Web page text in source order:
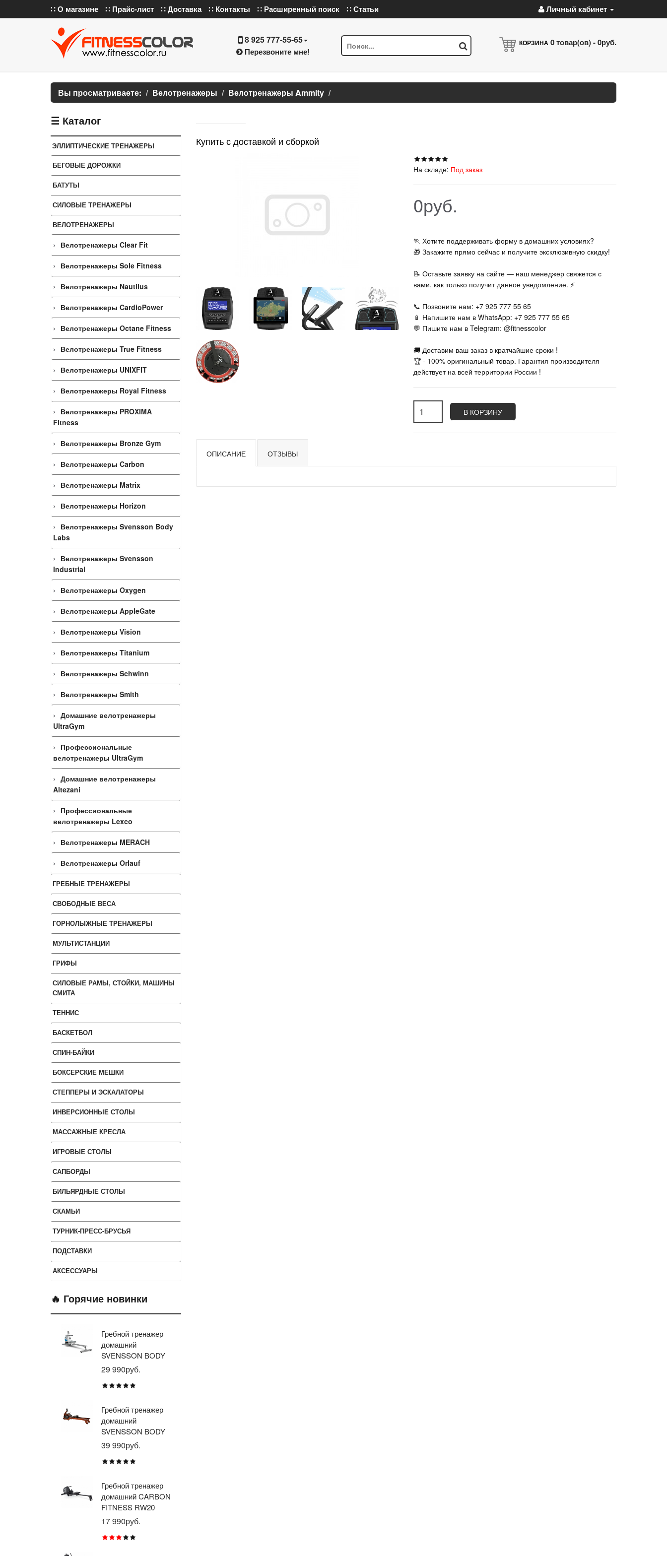
∷ О магазине ∷ Прайс-лист ∷ Доставка ∷ Контакты ∷ Расширенный поиск ∷ Статьи Личный кабинет
8 925 777-55-65
Перезвоните мне!
КОРЗИНА 0товар(ов) -0руб.
Вы просматриваете: Велотренажеры Велотренажеры Ammity
☰ Каталог
ЭЛЛИПТИЧЕСКИЕ ТРЕНАЖЕРЫ
БЕГОВЫЕ ДОРОЖКИ
БАТУТЫ
СИЛОВЫЕ ТРЕНАЖЕРЫ
ВЕЛОТРЕНАЖЕРЫ
Велотренажеры Clear Fit
Велотренажеры Sole Fitness
Велотренажеры Nautilus
Велотренажеры CardioPower
Велотренажеры Octane Fitness
Велотренажеры True Fitness
Велотренажеры UNIXFIT
Велотренажеры Royal Fitness
Велотренажеры PROXIMA
Fitness
Велотренажеры Bronze Gym
Велотренажеры Carbon
Велотренажеры Matrix
Велотренажеры Horizon
Велотренажеры Svensson Body
Labs
Велотренажеры Svensson
Industrial
Велотренажеры Oxygen
Велотренажеры AppleGate
Велотренажеры Vision
Велотренажеры Titanium
Велотренажеры Schwinn
Велотренажеры Smith
Домашние велотренажеры
UltraGym
Профессиональные
велотренажеры UltraGym
Домашние велотренажеры
Altezani
Профессиональные
велотренажеры Lexco
Велотренажеры MERACH
Велотренажеры Orlauf
ГРЕБНЫЕ ТРЕНАЖЕРЫ
СВОБОДНЫЕ ВЕСА
ГОРНОЛЫЖНЫЕ ТРЕНАЖЕРЫ
МУЛЬТИСТАНЦИИ
ГРИФЫ
СИЛОВЫЕ РАМЫ, СТОЙКИ, МАШИНЫ
СМИТА
ТЕННИС
БАСКЕТБОЛ
СПИН-БАЙКИ
БОКСЕРСКИЕ МЕШКИ
СТЕППЕРЫ И ЭСКАЛАТОРЫ
ИНВЕРСИОННЫЕ СТОЛЫ
МАССАЖНЫЕ КРЕСЛА
ИГРОВЫЕ СТОЛЫ
САПБОРДЫ
БИЛЬЯРДНЫЕ СТОЛЫ
СКАМЬИ
ТУРНИК-ПРЕСС-БРУСЬЯ
ПОДСТАВКИ
АКСЕССУАРЫ
🔥 Горячие новинки
Гребной тренажер
домашний
SVENSSON BODY
LABS WHEELO
29 990руб.
Гребной тренажер
домашний
SVENSSON BODY
LABS WAVERUN
39 990руб.
Гребной тренажер
домашний CARBON
FITNESS RW20
17 990руб.
Купить с доставкой и сборкой
На складе: Под заказ
0руб.
🏃‍ Хотите поддерживать форму в домашних условиях?
🎁 Закажите прямо сейчас и получите эксклюзивную скидку!
📝 Оставьте заявку на сайте — наш менеджер свяжется с
вами, как только получит данное уведомление. ⚡
📞 Позвоните нам: +7 925 777 55 65
📱 Напишите нам в WhatsApp: +7 925 777 55 65
💬 Пишите нам в Telegram: @fitnesscolor
🚚 Доставим ваш заказ в кратчайшие сроки !
🏆 - 100% оригинальный товар. Гарантия производителя
действует на всей территории России !
В КОРЗИНУ
ОПИСАНИЕ ОТЗЫВЫ